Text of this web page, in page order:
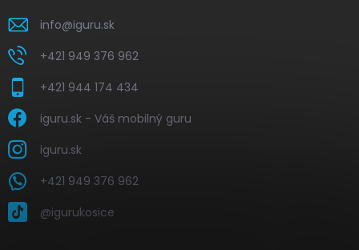
info@iguru.sk
+421 949 376 962
+421 944 174 434
iguru.sk - Váš mobilný guru
iguru.sk
+421 949 376 962
@igurukosice